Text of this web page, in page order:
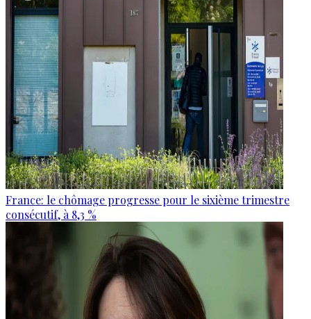
France: le chômage progresse pour le sixième trimestre
consécutif, à 8,3 %